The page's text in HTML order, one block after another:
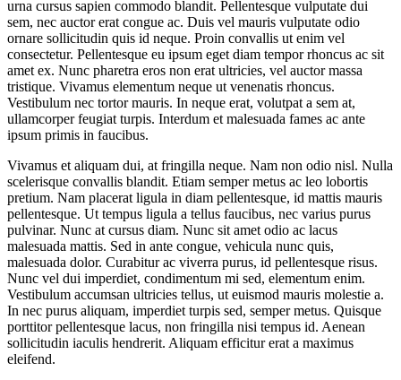
urna cursus sapien commodo blandit. Pellentesque vulputate dui
sem, nec auctor erat congue ac. Duis vel mauris vulputate odio
ornare sollicitudin quis id neque. Proin convallis ut enim vel
consectetur. Pellentesque eu ipsum eget diam tempor rhoncus ac sit
amet ex. Nunc pharetra eros non erat ultricies, vel auctor massa
tristique. Vivamus elementum neque ut venenatis rhoncus.
Vestibulum nec tortor mauris. In neque erat, volutpat a sem at,
ullamcorper feugiat turpis. Interdum et malesuada fames ac ante
ipsum primis in faucibus.
Vivamus et aliquam dui, at fringilla neque. Nam non odio nisl. Nulla
scelerisque convallis blandit. Etiam semper metus ac leo lobortis
pretium. Nam placerat ligula in diam pellentesque, id mattis mauris
pellentesque. Ut tempus ligula a tellus faucibus, nec varius purus
pulvinar. Nunc at cursus diam. Nunc sit amet odio ac lacus
malesuada mattis. Sed in ante congue, vehicula nunc quis,
malesuada dolor. Curabitur ac viverra purus, id pellentesque risus.
Nunc vel dui imperdiet, condimentum mi sed, elementum enim.
Vestibulum accumsan ultricies tellus, ut euismod mauris molestie a.
In nec purus aliquam, imperdiet turpis sed, semper metus. Quisque
porttitor pellentesque lacus, non fringilla nisi tempus id. Aenean
sollicitudin iaculis hendrerit. Aliquam efficitur erat a maximus
eleifend.